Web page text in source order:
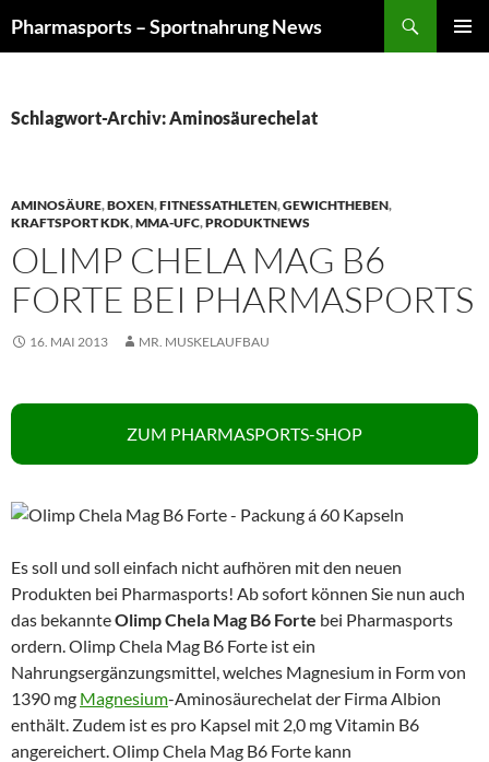
Inhalt
Pharmasports – Sportnahrung News
Schlagwort-Archiv: Aminosäurechelat
AMINOSÄURE,BOXEN,FITNESSATHLETEN,GEWICHTHEBEN,
KRAFTSPORT KDK,MMA-UFC,PRODUKTNEWS
OLIMP CHELA MAG B6
FORTE BEI PHARMASPORTS
16. MAI 2013 MR. MUSKELAUFBAU
ZUM PHARMASPORTS-SHOP
Es soll und soll einfach nicht aufhören mit den neuen
Produkten bei Pharmasports! Ab sofort können Sie nun auch
das bekannteOlimp Chela Mag B6 Forte bei Pharmasports
ordern. Olimp Chela Mag B6 Forte ist ein
Nahrungsergänzungsmittel, welches Magnesium in Form von
1390 mg Magnesium-Aminosäurechelat der Firma Albion
enthält. Zudem ist es pro Kapsel mit 2,0 mg Vitamin B6
angereichert. Olimp Chela Mag B6 Forte kann